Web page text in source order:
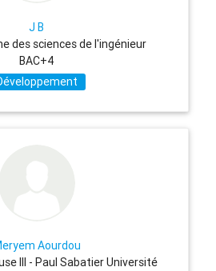
J B
des sciences de l'ingénieur
BAC+4
Aourdou
III - Paul Sabatier Université